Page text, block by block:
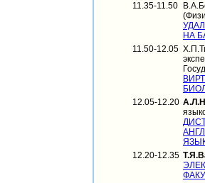
11.35-11.50
НА
11.50-12.05
12.05-12.20
12.20-12.35